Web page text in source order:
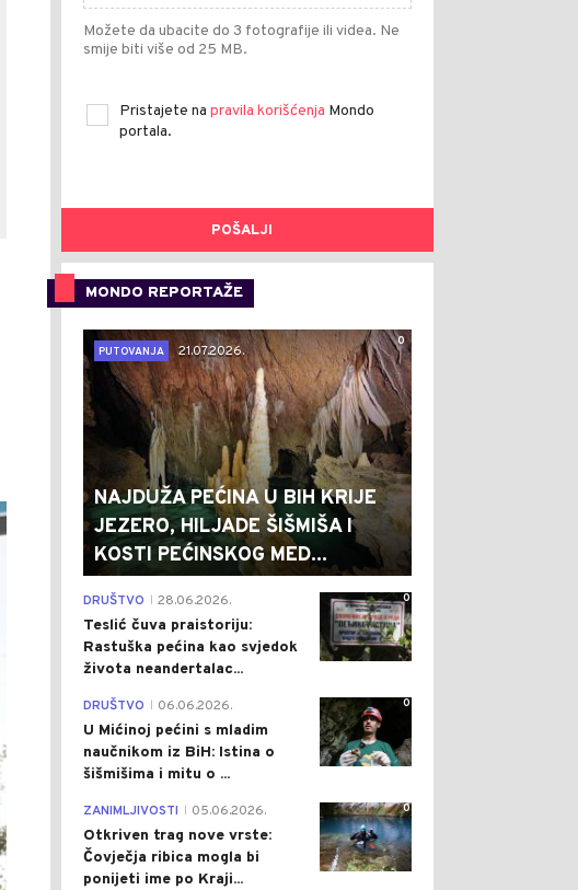
Možete da ubacite do 3 fotografije ili videa. Ne
smije biti više od 25 MB.
Pristajete na pravila korišćenja Mondo
portala.
POŠALJI
MONDO REPORTAŽE
0
PUTOVANJA
21.07.2026.
NAJDUŽA PEĆINA U BIH KRIJE
JEZERO, HILJADE ŠIŠMIŠA I
KOSTI PEĆINSKOG MED...
0
DRUŠTVO 28.06.2026.
Teslić čuva praistoriju:
Rastuška pećina kao svjedok
života neandertalac...
0
DRUŠTVO 06.06.2026.
U Mićinoj pećini s mladim
naučnikom iz BiH: Istina o
šišmišima i mitu o ...
0
ZANIMLJIVOSTI 05.06.2026.
Otkriven trag nove vrste:
Čovječja ribica mogla bi
ponijeti ime po Kraji...